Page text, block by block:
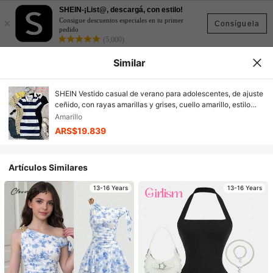
Consíguela
×
SHEIN-¡List@, descargá, con estilo!
Consigue descuentos especiales en tu primer
pedido
(5,000)
Similar
SHEIN Vestido casual de verano para adolescentes, de ajuste
ceñido, con rayas amarillas y grises, cuello amarillo, estilo
preppy
Amarillo
ARS$19.839
Artículos Similares
13-16 Years 13-16 Years